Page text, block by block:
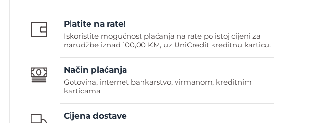
Platite na rate!
Iskoristite mogućnost plaćanja na rate po istoj cijeni za
narudžbe iznad 100,00 KM, uz UniCredit kreditnu karticu.
Način plaćanja
Gotovina, internet bankarstvo, virmanom, kreditnim
karticama
Cijena dostave